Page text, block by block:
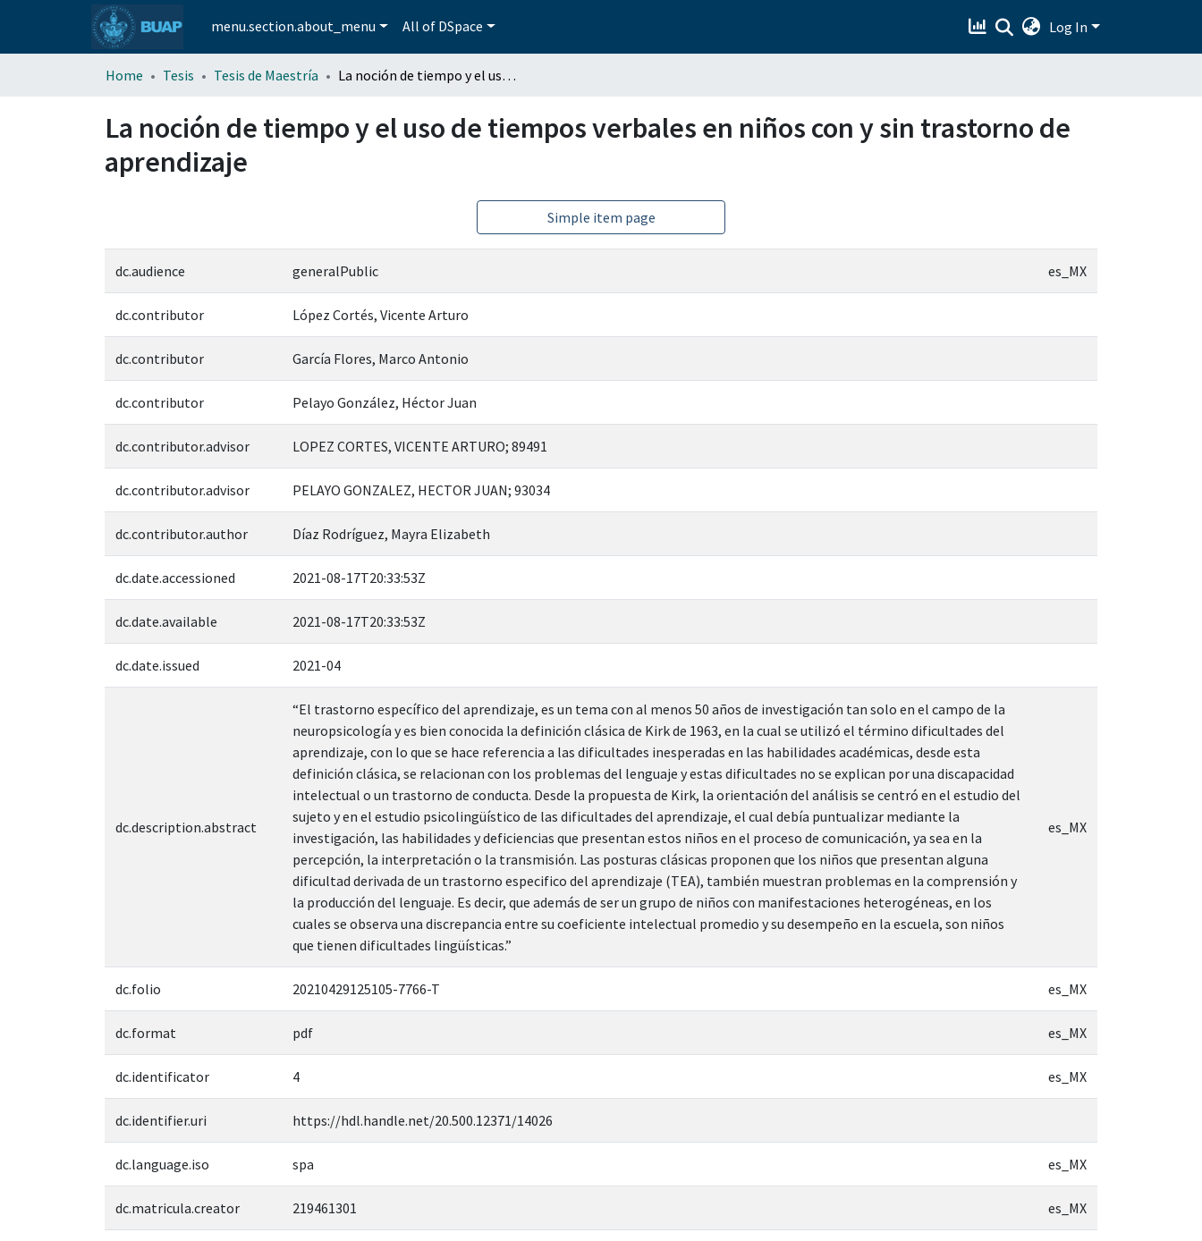
menu.section.about_menu All of DSpace Log In
Home Tesis Tesis de Maestría La noción de tiempo y el uso de tiempos verbales en niños con y sin trastorno de aprendizaje
La noción de tiempo y el uso de tiempos verbales en niños con y sin trastorno de
aprendizaje
Simple item page
dc.audience generalPublic es_MX
dc.contributor López Cortés, Vicente Arturo
dc.contributor García Flores, Marco Antonio
dc.contributor Pelayo González, Héctor Juan
dc.contributor.advisor LOPEZ CORTES, VICENTE ARTURO; 89491
dc.contributor.advisor PELAYO GONZALEZ, HECTOR JUAN; 93034
dc.contributor.author Díaz Rodríguez, Mayra Elizabeth
dc.date.accessioned 2021-08-17T20:33:53Z
dc.date.available 2021-08-17T20:33:53Z
dc.date.issued 2021-04
dc.description.abstract
“El trastorno específico del aprendizaje, es un tema con al menos 50 años de investigación tan solo en el campo de la
neuropsicología y es bien conocida la definición clásica de Kirk de 1963, en la cual se utilizó el término dificultades del
aprendizaje, con lo que se hace referencia a las dificultades inesperadas en las habilidades académicas, desde esta
definición clásica, se relacionan con los problemas del lenguaje y estas dificultades no se explican por una discapacidad
intelectual o un trastorno de conducta. Desde la propuesta de Kirk, la orientación del análisis se centró en el estudio del
sujeto y en el estudio psicolingüístico de las dificultades del aprendizaje, el cual debía puntualizar mediante la
investigación, las habilidades y deficiencias que presentan estos niños en el proceso de comunicación, ya sea en la
percepción, la interpretación o la transmisión. Las posturas clásicas proponen que los niños que presentan alguna
dificultad derivada de un trastorno especifico del aprendizaje (TEA), también muestran problemas en la comprensión y
la producción del lenguaje. Es decir, que además de ser un grupo de niños con manifestaciones heterogéneas, en los
cuales se observa una discrepancia entre su coeficiente intelectual promedio y su desempeño en la escuela, son niños
que tienen dificultades lingüísticas.”
es_MX
dc.folio 20210429125105-7766-T es_MX
dc.format pdf es_MX
dc.identificator 4 es_MX
dc.identifier.uri https://hdl.handle.net/20.500.12371/14026
dc.language.iso spa es_MX
dc.matricula.creator 219461301 es_MX